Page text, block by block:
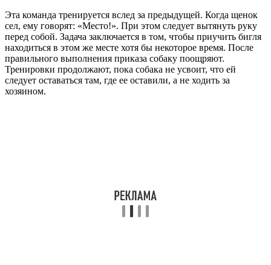
Эта команда тренируется вслед за предыдущей. Когда щенок
сел, ему говорят: «Место!». При этом следует вытянуть руку
перед собой. Задача заключается в том, чтобы приучить бигля
находиться в этом же месте хотя бы некоторое время. После
правильного выполнения приказа собаку поощряют.
Тренировки продолжают, пока собака не усвоит, что ей
следует оставаться там, где ее оставили, а не ходить за
хозяином.